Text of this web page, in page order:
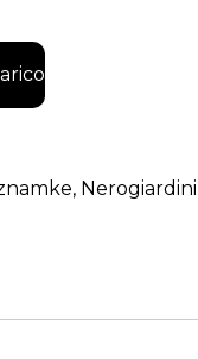
gležnarji količina
, Nerogiardini